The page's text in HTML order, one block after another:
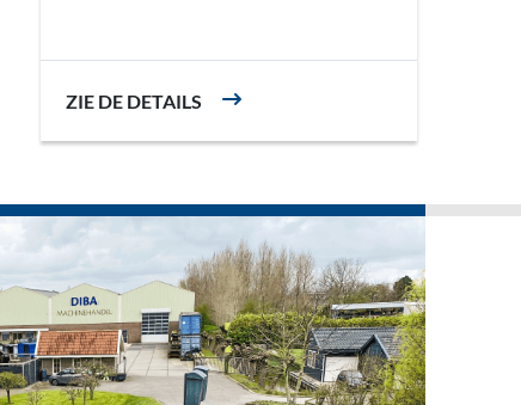
ZIE DE DETAILS